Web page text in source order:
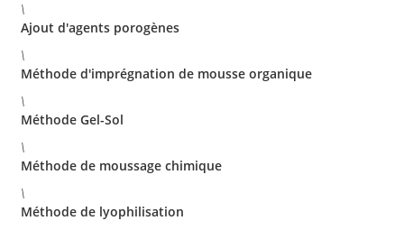
\
Ajout d'agents porogènes
\
Méthode d'imprégnation de mousse organique
\
Méthode Gel-Sol
\
Méthode de moussage chimique
\
Méthode de lyophilisation